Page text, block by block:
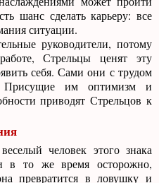
шанс сделать карьеру: все
ситуации.
руководители, потому
Стрельцы ценят эту
себя. Сами они с трудом
Присущие им оптимизм и
приводят Стрельцов к
человек этого знака
в то же время осторожно,
превратится в ловушку и